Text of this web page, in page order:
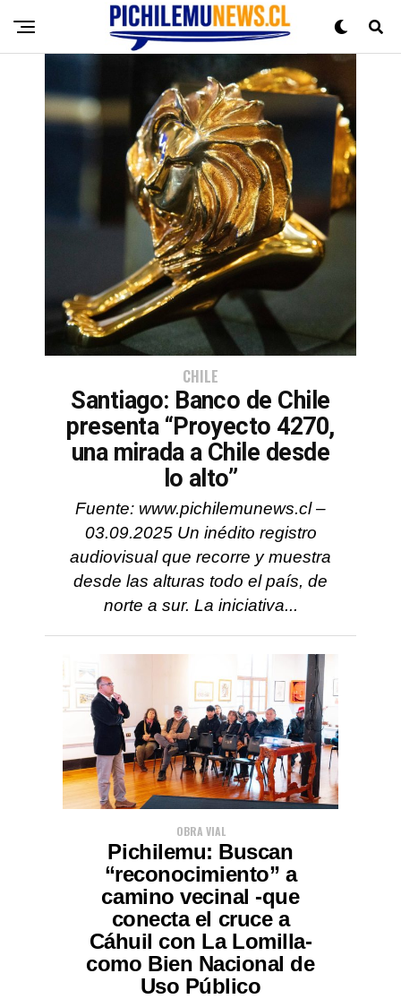
CHILE
Santiago: Banco de Chile
presenta “Proyecto 4270,
una mirada a Chile desde
lo alto”
Fuente: www.pichilemunews.cl –
03.09.2025 Un inédito registro
audiovisual que recorre y muestra
desde las alturas todo el país, de
norte a sur. La iniciativa...
OBRA VIAL
Pichilemu: Buscan
“reconocimiento” a
camino vecinal -que
conecta el cruce a
Cáhuil con La Lomilla-
como Bien Nacional de
Uso Público